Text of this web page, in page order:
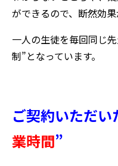
ができるので、断然効果
一人の生徒を毎回同じ
制”となっています。
ご契約いただ
業時間”